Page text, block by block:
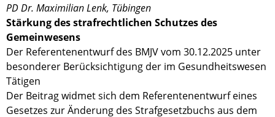
PD Dr. Maximilian Lenk, Tübingen
Stärkung des strafrechtlichen Schutzes des
Gemeinwesens
Der Referentenentwurf des BMJV vom 30.12.2025 unter
besonderer Berücksichtigung der im Gesundheitswesen
Tätigen
Der Beitrag widmet sich dem Referentenentwurf eines
Gesetzes zur Änderung des Strafgesetzbuchs aus dem